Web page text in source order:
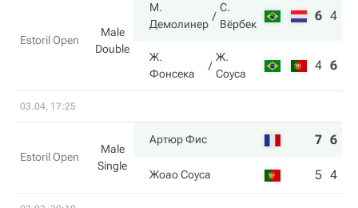
Estoril Open
Male
Double
М.
Демолинер
С.
Вёрбек
6 4
Ж.
Фонсека
Ж.
Соуса
4 6
03.04, 17:25
Estoril Open
Male
Single
Артюр Фис 7 6
Жоао Соуса 5 4